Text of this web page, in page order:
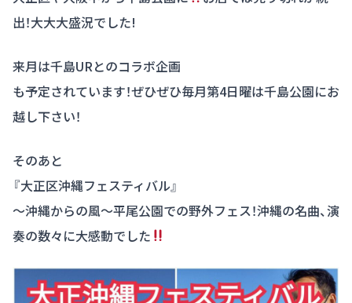
出！大大大盛況でした!
来月は千島URとのコラボ企画
も予定されています！ぜひぜひ毎月第4日曜は千島公園にお
越し下さい！
そのあと
『大正区沖縄フェスティバル』
～沖縄からの風～平尾公園での野外フェス！沖縄の名曲、演
奏の数々に大感動でした